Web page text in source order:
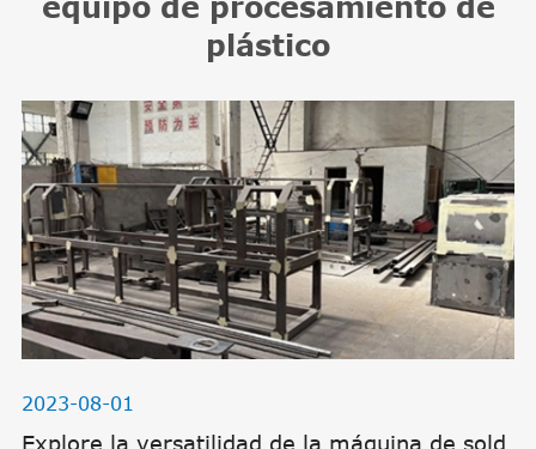
equipo de procesamiento de
plástico
2023-08-01
Explore la versatilidad de la máquina de sold